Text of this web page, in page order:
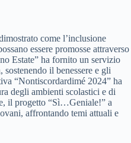
come l’inclusione
essere promosse attraverso
Estate” ha fornito un servizio
sostenendo il benessere e gli
“Nontiscordardimé 2024” ha
degli ambienti scolastici e di
il progetto “Sì…Geniale!” a
affrontando temi attuali e